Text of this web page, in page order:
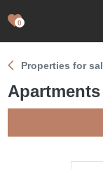
0
Properties for